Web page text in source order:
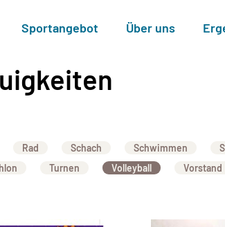
Sportangebot Über uns
Rad Schach Schwimmen
Turnen Volleyball Vorstand